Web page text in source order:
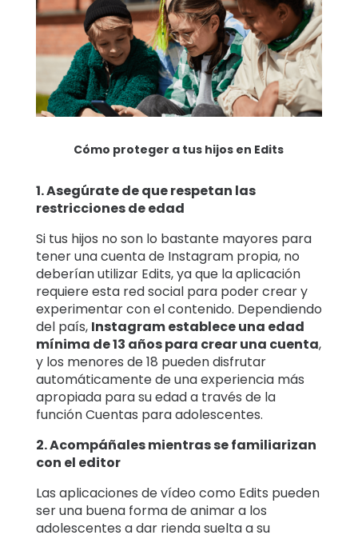
Cómo proteger a tus hijos en Edits
1. Asegúrate de que respetan las
restricciones de edad
Si tus hijos no son lo bastante mayores para
tener una cuenta de Instagram propia, no
deberían utilizar Edits, ya que la aplicación
requiere esta red social para poder crear y
experimentar con el contenido. Dependiendo
del país, Instagram establece una edad
mínima de 13 años para crear una cuenta,
y los menores de 18 pueden disfrutar
automáticamente de una experiencia más
apropiada para su edad a través de la
función Cuentas para adolescentes.
2. Acompáñales mientras se familiarizan
con el editor
Las aplicaciones de vídeo como Edits pueden
ser una buena forma de animar a los
adolescentes a dar rienda suelta a su